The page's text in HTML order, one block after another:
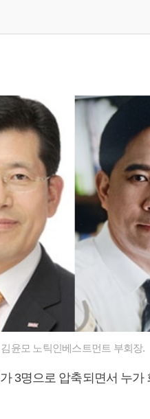
윤모 노틱인베스트먼트 부회장.
3명으로 압축되면서 누가